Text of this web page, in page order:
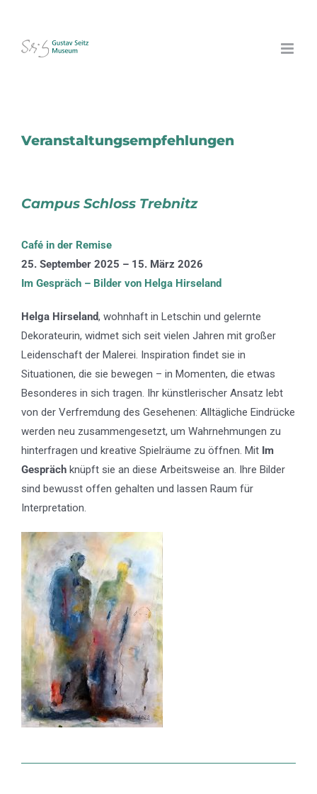
springen
Veranstaltungsempfehlungen
Campus Schloss Trebnitz
Café in der Remise
25. September 2025 – 15. März 2026
Im Gespräch – Bilder von Helga Hirseland
Helga Hirseland, wohnhaft in Letschin und gelernte
Dekorateurin, widmet sich seit vielen Jahren mit großer
Leidenschaft der Malerei. Inspiration findet sie in
Situationen, die sie bewegen – in Momenten, die etwas
Besonderes in sich tragen. Ihr künstlerischer Ansatz lebt
von der Verfremdung des Gesehenen: Alltägliche Eindrücke
werden neu zusammengesetzt, um Wahrnehmungen zu
hinterfragen und kreative Spielräume zu öffnen. Mit Im
Gesprächknüpft sie an diese Arbeitsweise an. Ihre Bilder
sind bewusst offen gehalten und lassen Raum für
Interpretation.